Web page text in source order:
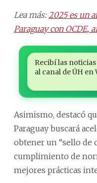
Lea más: 2025 es un
Paraguay con OCDE,
Recibí las
al canal de ÚH en
Asimismo, destacó
Paraguay buscará
obtener un “sello de
cumplimiento de
mejores prácticas